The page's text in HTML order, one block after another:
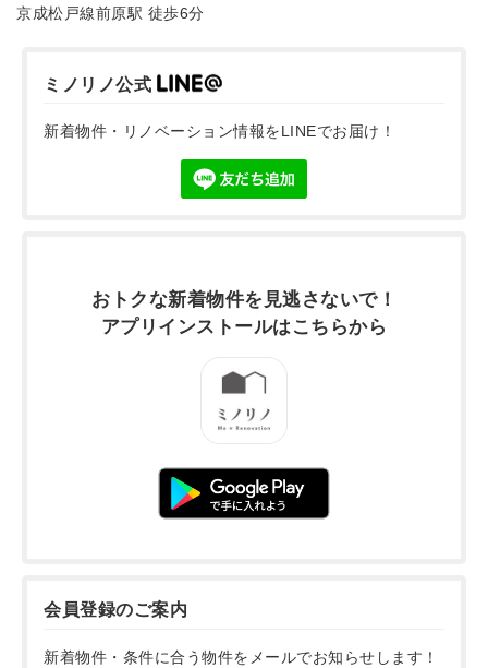
京成松戸線前原駅 徒歩6分
ミノリノ公式
新着物件・リノベーション情報をLINEでお届け！
おトクな新着物件を 見逃さないで！
アプリインストールはこちらから
会員登録のご案内
新着物件・条件に合う物件をメールでお知らせします！